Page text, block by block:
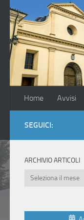
Salta al contenuto
Home Avvisi
SEGUICI:
ARCHIVIO ARTICOLI
Archivio